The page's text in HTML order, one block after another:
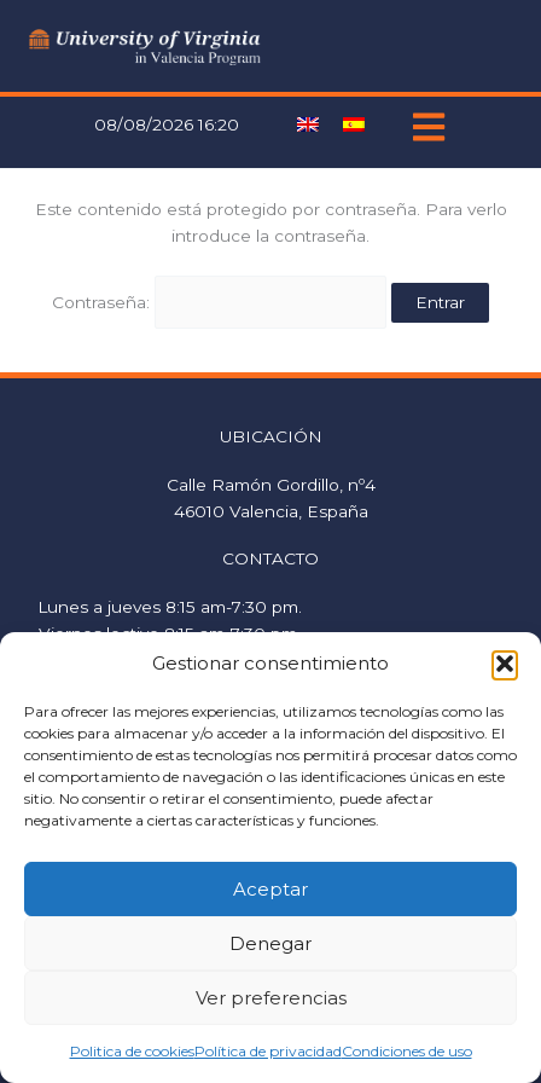
Gestionar consentimiento
Para ofrecer las mejores experiencias, utilizamos tecnologías como las
cookies para almacenar y/o acceder a la información del dispositivo. El
consentimiento de estas tecnologías nos permitirá procesar datos como
el comportamiento de navegación o las identificaciones únicas en este
sitio. No consentir o retirar el consentimiento, puede afectar
negativamente a ciertas características y funciones.
Aceptar
Denegar
Ver preferencias
Politica de cookiesPolítica de privacidadCondiciones de uso
08/08/2026 16:20
Este contenido está protegido por contraseña. Para verlo
introduce la contraseña.
Contraseña:
UBICACIÓN
Calle Ramón Gordillo, nº4
46010 Valencia, España
CONTACTO
Lunes a jueves 8:15 am-7:30 pm.
Viernes lectivo 8:15 am-7:30 pm.
Viernes no lectivo 9 am-2:00 pm.
+34 963694977
SÍGUENOS
F
c
o
I
s
t
g
r
m
Y
u
e
AYUDA
Política de cookies
Condiciones generales
Política de privacidad